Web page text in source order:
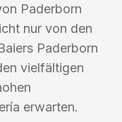
Paderborn
nur von den
Paderborn
vielfältigen
erwarten.